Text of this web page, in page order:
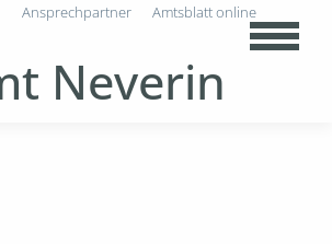
Neverin
Ansprechpartner Amtsblatt online